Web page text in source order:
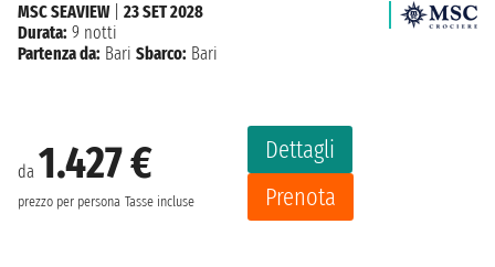
da 1.427 €
prezzo per persona Tasse incluse
Dettagli
Prenota
MSC SEAVIEW| 23 SET 2028
Durata: 9 notti
Partenza da: Bari Sbarco: Bari